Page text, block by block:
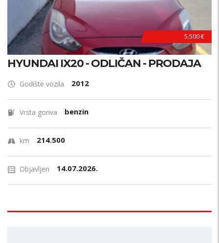
5.500 €
HYUNDAI IX20 - ODLIČAN - PRODAJA
Godište vozila 2012
Vrsta goriva benzin
km 214.500
Objavljen 14.07.2026.